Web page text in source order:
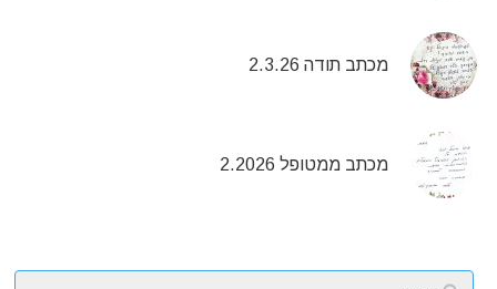
מכתב תודה 2.3.26
מכתב ממטופל 2.2026